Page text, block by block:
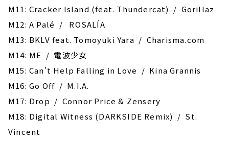
M11: Cracker Island (feat. Thundercat) / Gorillaz
M12: A Palé / ROSALÍA
M13: BKLV feat. Tomoyuki Yara / Charisma.com
M14: ME / 電波少女
M15: Can't Help Falling in Love / Kina Grannis
M16: Go Off / M.I.A.
M17: Drop / Connor Price & Zensery
M18: Digital Witness (DARKSIDE Remix) / St.
Vincent